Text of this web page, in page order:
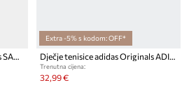
Extra -5% s kodom: OFF*
Trenutna cijena:
32,99 €